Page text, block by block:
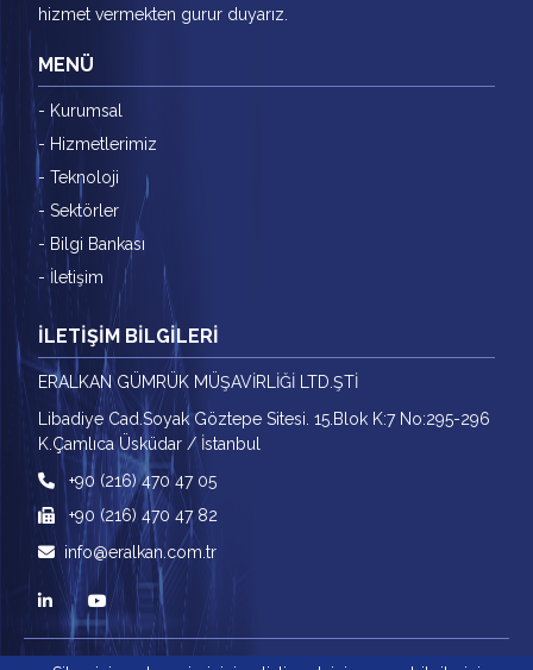
hizmet vermekten gurur duyarız.
MENÜ
- Kurumsal
- Hizmetlerimiz
- Teknoloji
- Sektörler
- Bilgi Bankası
- İletişim
İLETİŞİM BİLGİLERİ
ERALKAN GÜMRÜK MÜŞAVİRLİĞİ LTD.ŞTİ
Libadiye Cad.Soyak Göztepe Sitesi. 15.Blok K:7 No:295-296
K.Çamlıca Üsküdar / İstanbul
+90 (216) 470 47 05
+90 (216) 470 47 82
info@eralkan.com.tr